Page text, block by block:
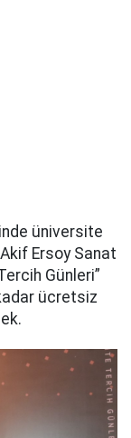
üniversite
Akif Ersoy Sanat
Günleri”
ücretsiz